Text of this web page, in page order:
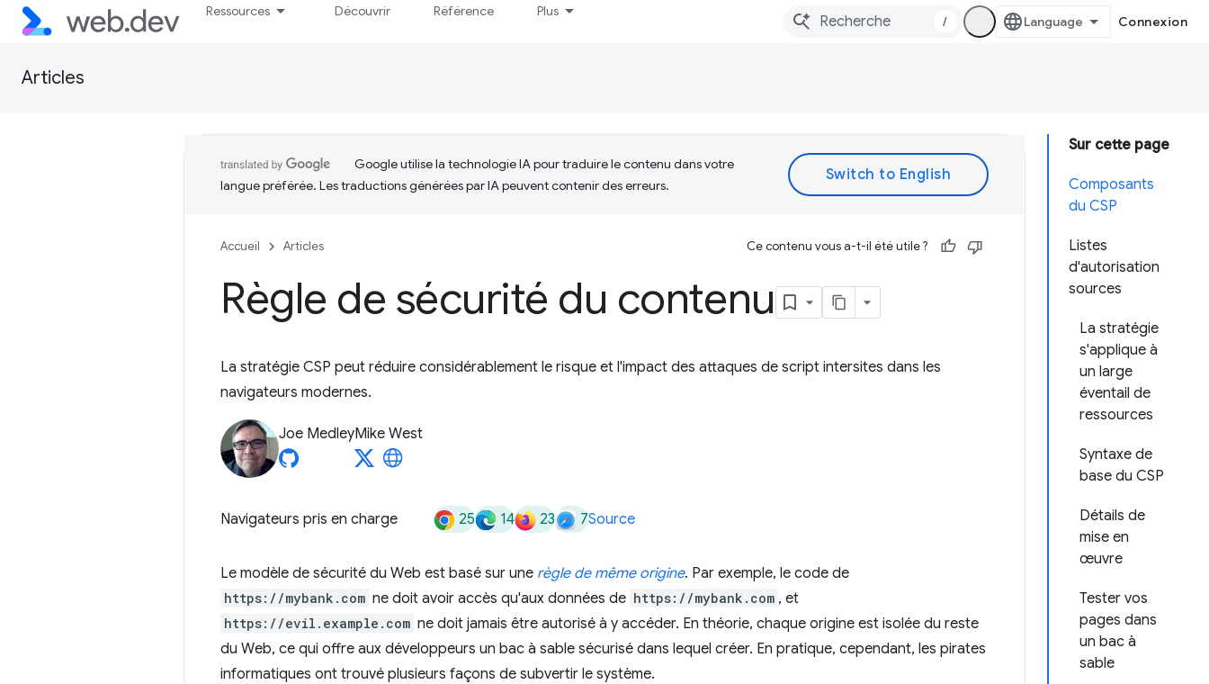
Ressources Découvrir Référence Plus
/ Connexion
Articles
Sur cette page
Composants
du CSP
Listes
d'autorisation
sources
La stratégie
s'applique à
un large
éventail de
ressources
Syntaxe de
base du CSP
Détails de
mise en
œuvre
Tester vos
pages dans
un bac à
sable
Google utilise la technologie IA pour traduire le contenu dans votre
langue préférée. Les traductions générées par IA peuvent contenir des erreurs.
Accueil Articles Ce contenu vous a-t-il été utile ?
Règle de sécurité du contenu
La stratégie CSP peut réduire considérablement le risque et l'impact des attaques de script intersites dans les
navigateurs modernes.
Joe MedleyMike West
Navigateurs pris en charge 25 14 23 7Source
Le modèle de sécurité du Web est basé sur une règle de même origine. Par exemple, le code de
https://mybank.com ne doit avoir accès qu'aux données de https://mybank.com , et
https://evil.example.com ne doit jamais être autorisé à y accéder. En théorie, chaque origine est isolée du reste
du Web, ce qui offre aux développeurs un bac à sable sécurisé dans lequel créer. En pratique, cependant, les pirates
informatiques ont trouvé plusieurs façons de subvertir le système.